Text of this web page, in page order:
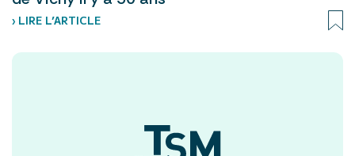
› LIRE L’ARTICLE